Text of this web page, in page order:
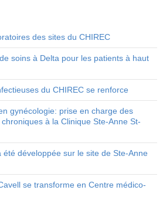
des sites du CHIREC
soins à Delta pour les patients à haut
du CHIREC se renforce
gynécologie: prise en charge des
à la Clinique Ste-Anne St-
développée sur le site de Ste-Anne
se transforme en Centre médico-